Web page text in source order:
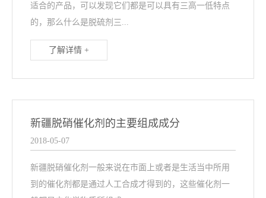
适合的产品，可以发现它们都是可以具有三高一低特点
的，那么什么是脱硫剂三...
了解详情 +
新疆脱硝催化剂的主要组成成分
2018-05-07
新疆脱硝催化剂一般来说在市面上或者是生活当中所用
到的催化剂都是通过人工合成才得到的，这些催化剂一